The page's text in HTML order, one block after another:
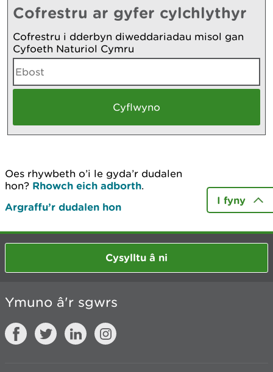
Cofrestru ar gyfer cylchlythyr
Cofrestru i dderbyn diweddariadau misol gan
Cyfoeth Naturiol Cymru
Oes rhywbeth o’i le gyda’r dudalen
hon? Rhowch eich adborth.
Argraffu’r dudalen hon
I fyny
Cysylltu â ni
Ymuno â'r sgwrs